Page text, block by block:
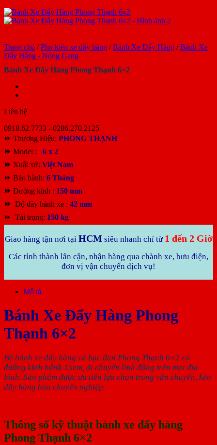
Trang chủ / Phụ kiện xe đẩy hàng / Bánh Xe Đẩy Hàng / Bánh Xe
Đẩy Hàng - Nòng Gang
Bánh Xe Đẩy Hàng Phong Thạnh 6×2
Liên hệ
0918.62.7733 - 0286.270.2125
⏩ Thương Hiệu: PHONG THẠNH
⏩ Model : 6 x 2
⏩ Xuất xứ: Việt Nam
⏩ Bảo hành: 6 Tháng
⏩ Đường kính : 150 mm
⏩ Độ dày bánh xe : 42 mm
⏩ Tải trọng: 150 kg
Giao hàng tận nơi tại HCMsiêu nhanh chỉ từ 1 đến 2 Giờ
Các tỉnh thành lân cận, nhận hàng qua chành xe, bưu điện,
đơn vị vận chuyển dịch vụ!
Mô tả
Bánh Xe Đẩy Hàng Phong
Thạnh 6×2
Bộ bánh xe đẩy hàng và bạc đạn Phong Thạnh 6×2 có
đường kính bánh 15cm, di chuyển linh động trên mọi địa
hình. Sản phẩm được ưu tiên lựa chọn trong vận chuyển, kéo
đẩy hàng hóa chuyên nghiệp.
Thông số kỹ thuật bánh xe đẩy hàng
Phong Thạnh 6×2